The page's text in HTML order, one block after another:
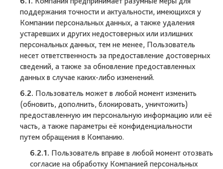
поддержания точности и актуальности, имеющихся у
Компании персональных данных, а также удаления
устаревших и других недостоверных или излишних
персональных данных, тем не менее, Пользователь
несет ответственность за предоставление достоверных
сведений, а также за обновление предоставленных
данных в случае каких-либо изменений.
6.2. Пользователь может в любой момент изменить
(обновить, дополнить, блокировать, уничтожить)
предоставленную им персональную информацию или её
часть, а также параметры её конфиденциальности
путем обращения в Компанию.
6.2.1. Пользователь вправе в любой момент отозвать
согласие на обработку Компанией персональных